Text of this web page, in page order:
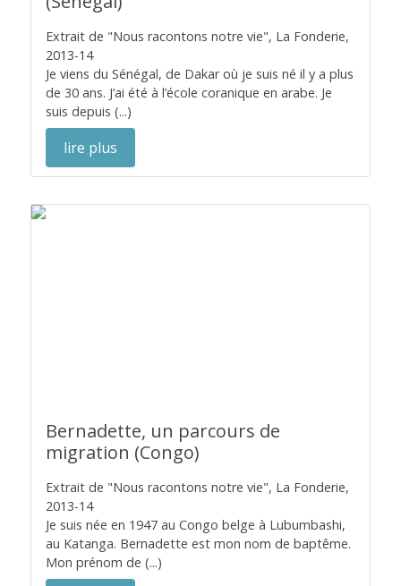
Extrait de "Nous racontons notre vie", La Fonderie,
2013-14
Je viens du Sénégal, de Dakar où je suis né il y a plus
de 30 ans. J’ai été à l’école coranique en arabe. Je
suis depuis (...)
lire plus
Bernadette, un parcours de
migration (Congo)
Extrait de "Nous racontons notre vie", La Fonderie,
2013-14
Je suis née en 1947 au Congo belge à Lubumbashi,
au Katanga. Bernadette est mon nom de baptême.
Mon prénom de (...)